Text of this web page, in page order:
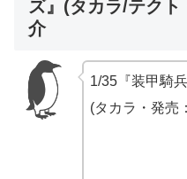
ズ』(タカラ/テク
介
1/35『装甲騎
(タカラ・発売